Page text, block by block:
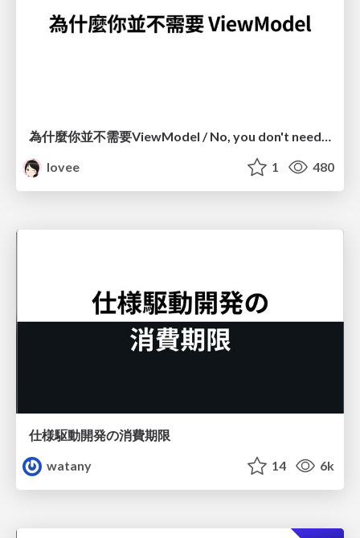
lovee
1 480
仕様駆動開発の消費期限
watany
14 6k